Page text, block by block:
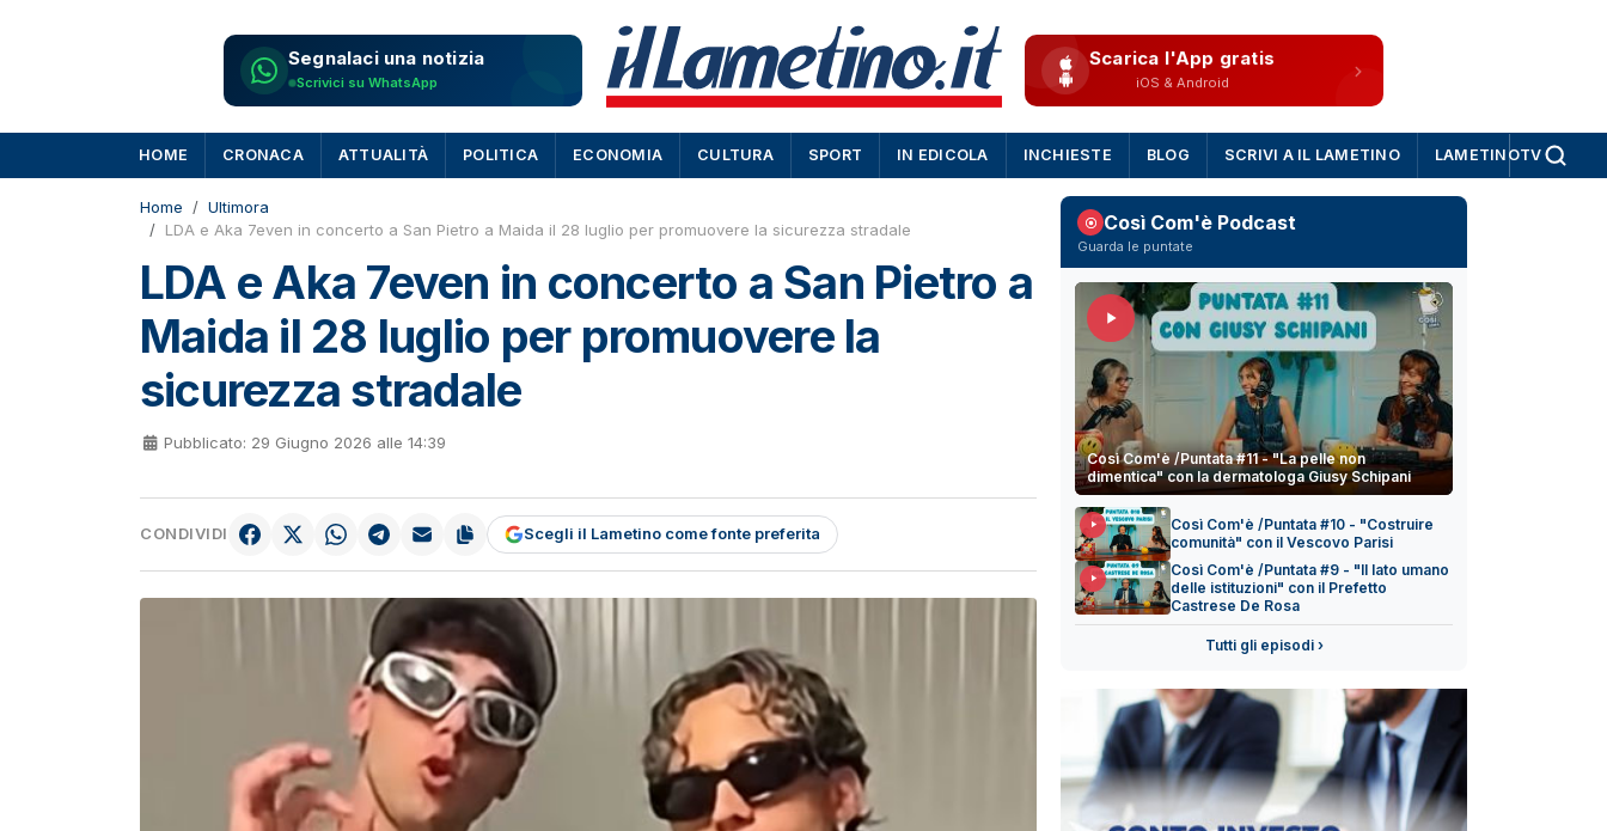
Segnalaci una notizia
Scrivici su WhatsApp
Scarica l'App gratis
iOS & Android
HOME CRONACA ATTUALITÀ POLITICA ECONOMIA CULTURA SPORT IN EDICOLA INCHIESTE BLOG SCRIVI A IL LAMETINO LAMETINOTV
Home
Ultimora
LDA e Aka 7even in concerto a San Pietro a Maida il 28 luglio per promuovere la sicurezza stradale
LDA e Aka 7even in concerto a San Pietro a
Maida il 28 luglio per promuovere la
sicurezza stradale
Pubblicato: 29 Giugno 2026 alle 14:39
CONDIVIDI Scegli il Lametino come fonte preferita
Così Com'è Podcast
Guarda le puntate
Così Com'è /Puntata #11 - "La pelle non
dimentica" con la dermatologa Giusy Schipani
Così Com'è /Puntata #10 - "Costruire
comunità" con il Vescovo Parisi
Così Com'è /Puntata #9 - "Il lato umano
delle istituzioni" con il Prefetto
Castrese De Rosa
Tutti gli episodi ›